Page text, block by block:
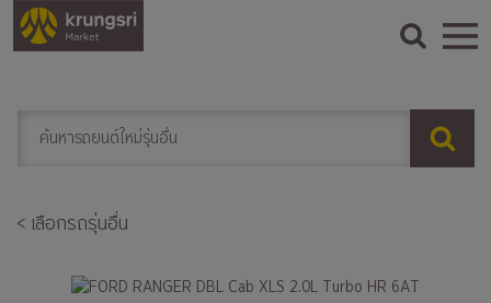
< เลือกรถรุ่นอื่น